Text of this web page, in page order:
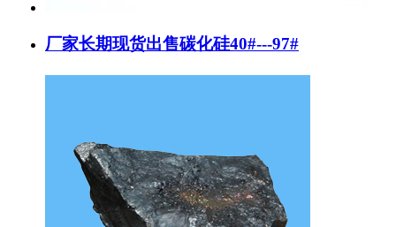
厂家长期现货出售碳化硅40#---97#